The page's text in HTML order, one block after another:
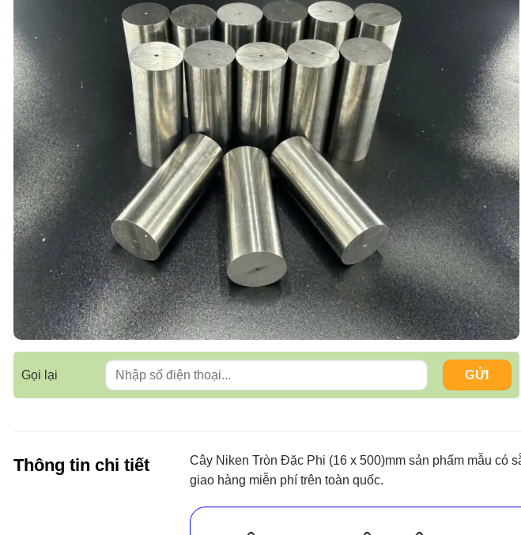
Gọi lại
Thông tin chi tiết
Cây Niken Tròn Đặc Phi (16 x 500)mm sản phẩm mẫu có
giao hàng miễn phí trên toàn quốc.